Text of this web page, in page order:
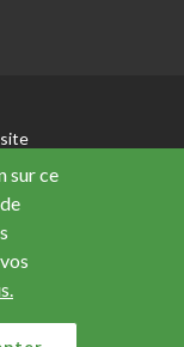
sur ce
l’Union